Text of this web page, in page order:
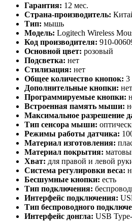
Гарантия: 12 мес.
Страна-производитель:
Тип: мышь
Модель: Logitech Wireless
Код производителя: 910-
Основной цвет: розовый
Подсветка: нет
Стилизация: нет
Общее количество кнопок: 3
Дополнительные кнопки: нет
Программируемые кнопки:
Встроенная память мыши:
Максимальное разрешение
Тип сенсора мыши:
Режимы работы датчика:
Материал изготовления:
Материал покрытия:
Хват: для правой и левой
Система регулировки веса:
Бесшумные кнопки: есть
Тип подключения:
Интерфейс подключения:
Тип беспроводного
Интерфейс донгла: USB